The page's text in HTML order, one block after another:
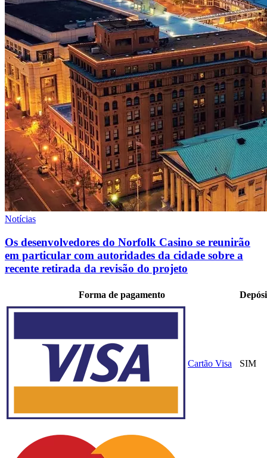
Notícias
Os desenvolvedores do Norfolk Casino se reunirão
em particular com autoridades da cidade sobre a
recente retirada da revisão do projeto
Forma de pagamento
Cartão Visa SIM